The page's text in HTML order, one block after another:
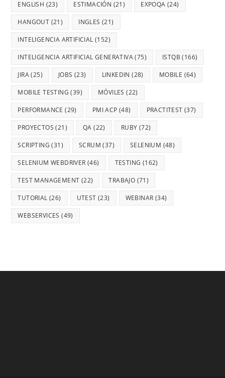
ENGLISH (23) ESTIMACIÓN (21) EXPOQA (24)
HANGOUT (21) INGLES (21)
INTELIGENCIA ARTIFICIAL (152)
INTELIGENCIA ARTIFICIAL GENERATIVA(75) ISTQB (166)
JIRA(25) JOBS (23) LINKEDIN (28) MOBILE (64)
MOBILE TESTING (39) MÓVILES (22)
PERFORMANCE (29) PMI ACP (48) PRACTITEST (37)
PROYECTOS (21) QA (22) RUBY (72)
SCRIPTING (31) SCRUM (37) SELENIUM (48)
SELENIUM WEBDRIVER (46) TESTING (162)
TEST MANAGEMENT (22) TRABAJO (71)
TUTORIAL (26) UTEST (23) WEBINAR (34)
WEBSERVICES (49)